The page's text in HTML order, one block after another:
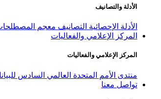
الأدلة والتصانيف
الأدلة الإحصائية التصانيف معجم
المركز الإعلامي والفعاليات
المركز الإعلامي والفعاليات
منتدى الأمم المتحدة العالمي السادس للبيانات
تواصل معنا